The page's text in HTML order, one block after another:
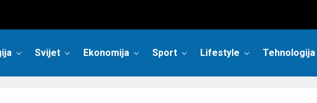
Svijet Ekonomija Sport Lifestyle Tehnologija